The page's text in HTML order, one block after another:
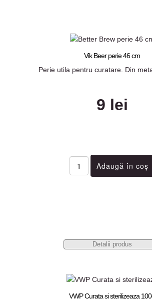
Vik Beer perie 46 cm
Perie utila pentru curatare. Din
9 lei
Detalii produs
VWP Curata si sterilizeaza